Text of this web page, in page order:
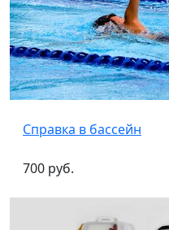
Справка в бассейн
700 руб.